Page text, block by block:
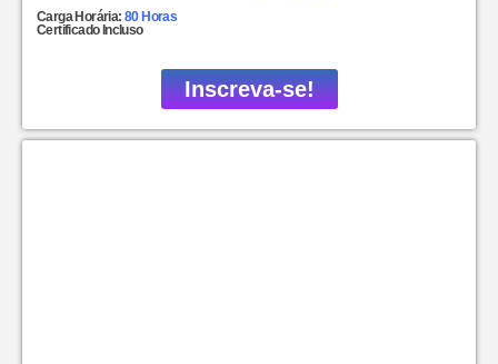
Carga Horária:80 Horas
Certificado Incluso
Inscreva-se!